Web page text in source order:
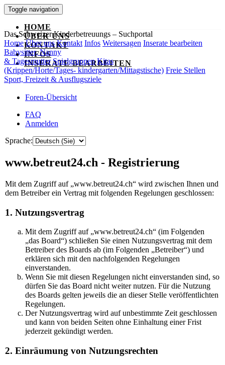
Toggle navigation
HOME
ÜBER UNS
KONTAKT
INFOS
INSERATE BEARBEITEN
Das Schweizer Kinderbetreuungs – Suchportal
Home Über uns Kontakt Infos Weitersagen Inserate bearbeiten
Babysitter, Nanny
& Tagesmutter Spielgruppen Kitas
(Krippen/Horte/Tages- kindergarten/Mittagstische) Freie Stellen
Sport, Freizeit & Ausflugsziele
Foren-Übersicht
FAQ
Anmelden
Sprache:
www.betreut24.ch - Registrierung
Mit dem Zugriff auf „www.betreut24.ch“ wird zwischen Ihnen und
dem Betreiber ein Vertrag mit folgenden Regelungen geschlossen:
1. Nutzungsvertrag
Mit dem Zugriff auf „www.betreut24.ch“ (im Folgenden
„das Board“) schließen Sie einen Nutzungsvertrag mit dem
Betreiber des Boards ab (im Folgenden „Betreiber“) und
erklären sich mit den nachfolgenden Regelungen
einverstanden.
Wenn Sie mit diesen Regelungen nicht einverstanden sind, so
dürfen Sie das Board nicht weiter nutzen. Für die Nutzung
des Boards gelten jeweils die an dieser Stelle veröffentlichten
Regelungen.
Der Nutzungsvertrag wird auf unbestimmte Zeit geschlossen
und kann von beiden Seiten ohne Einhaltung einer Frist
jederzeit gekündigt werden.
2. Einräumung von Nutzungsrechten